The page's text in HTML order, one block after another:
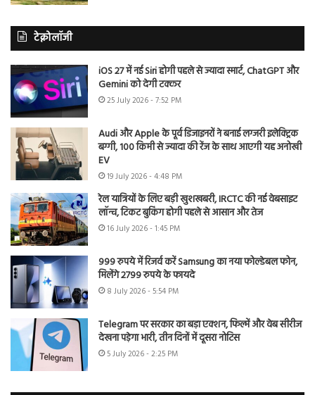
टेक्नोलॉजी
iOS 27 में नई Siri होगी पहले से ज्यादा स्मार्ट, ChatGPT और
Gemini को देगी टक्कर
25 July 2026 - 7:52 PM
Audi और Apple के पूर्व डिजाइनरों ने बनाई लग्जरी इलेक्ट्रिक
बग्गी, 100 किमी से ज्यादा की रेंज के साथ आएगी यह अनोखी
EV
19 July 2026 - 4:48 PM
रेल यात्रियों के लिए बड़ी खुशखबरी, IRCTC की नई वेबसाइट
लॉन्च, टिकट बुकिंग होगी पहले से आसान और तेज
16 July 2026 - 1:45 PM
999 रुपये में रिजर्व करें Samsung का नया फोल्डेबल फोन,
मिलेंगे 2799 रुपये के फायदे
8 July 2026 - 5:54 PM
Telegram पर सरकार का बड़ा एक्शन, फिल्में और वेब सीरीज
देखना पड़ेगा भारी, तीन दिनों में दूसरा नोटिस
5 July 2026 - 2:25 PM